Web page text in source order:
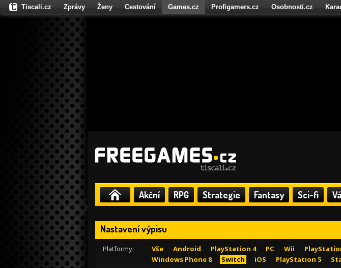
Akční RPG Strategie Fantasy Sci-fi
Nastavení výpisu
Platformy: Vše Android PlayStation 4 PC Wii
Windows Phone 8
Switch iOS PlayStation 5
Tiscali.cz Zprávy Ženy Cestování Games.cz Profigamers.cz Osobnosti.cz
Fights.cz